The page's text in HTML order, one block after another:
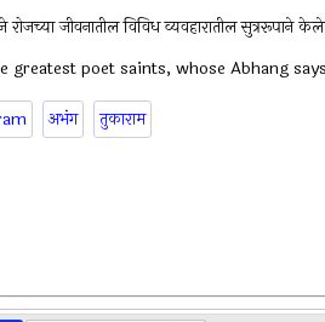
जीवनातील विविध व्यवहारातील सुत्ररूपाने
greatest poet saints, whose Abhang
अभंग तुकाराम